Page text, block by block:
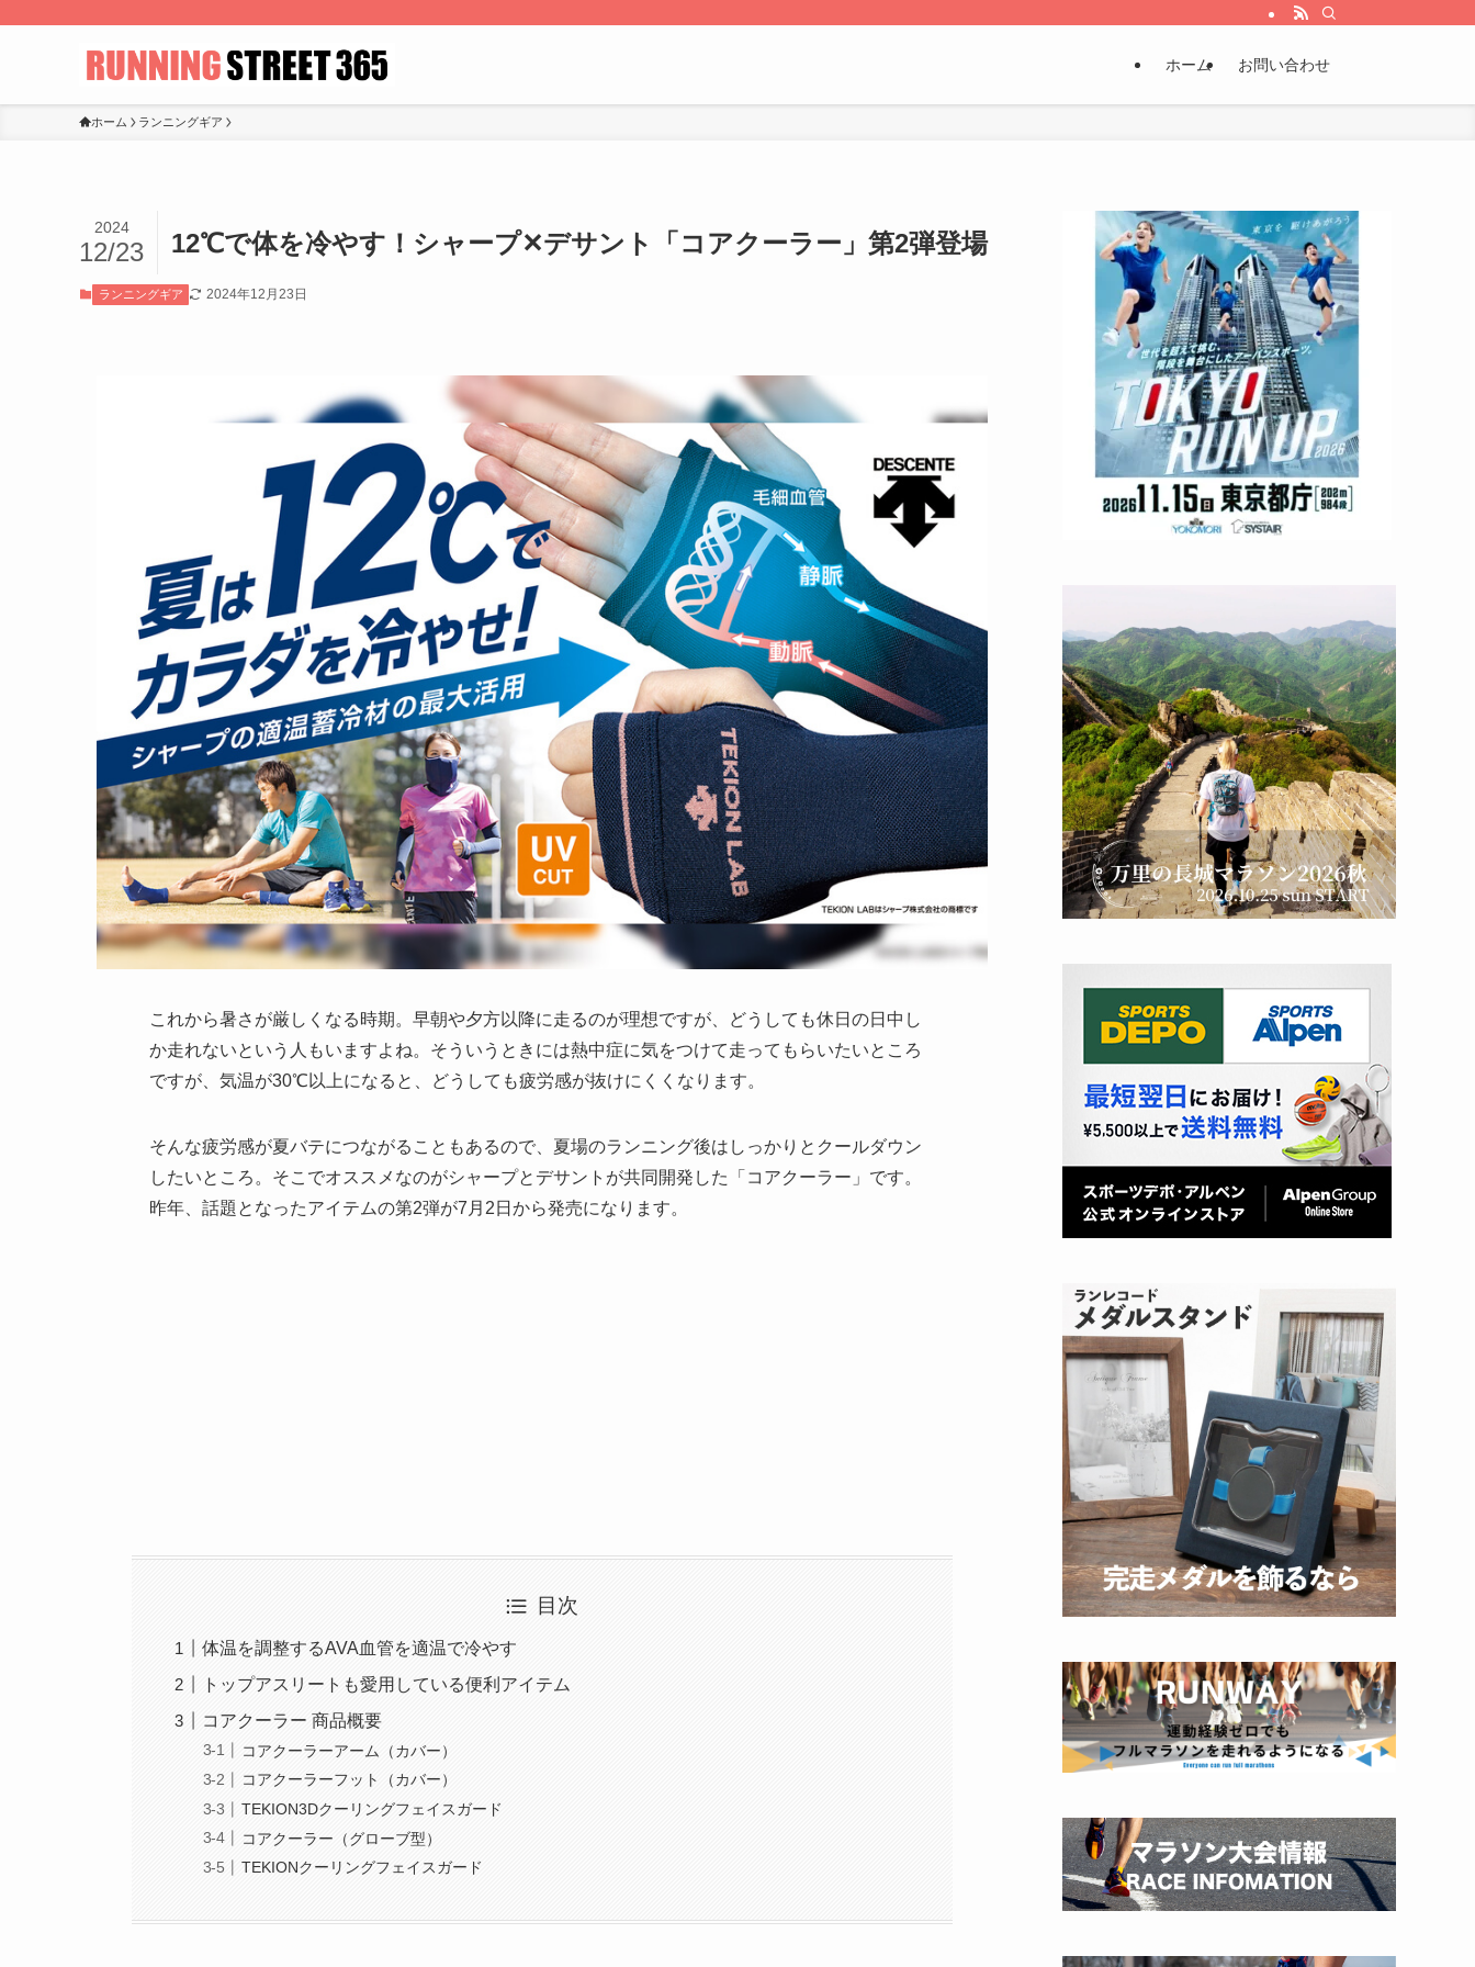
ホーム お問い合わせ
ホーム ランニングギア
12℃で体を冷やす！シャープ✕デサント「コアクーラー」第2弾登場
2024
12/23
ランニングギア 2024年12月23日
これから暑さが厳しくなる時期。早朝や夕方以降に走るのが理想ですが、どうしても休日の日中し
か走れないという人もいますよね。そういうときには熱中症に気をつけて走ってもらいたいところ
ですが、気温が30℃以上になると、どうしても疲労感が抜けにくくなります。
そんな疲労感が夏バテにつながることもあるので、夏場のランニング後はしっかりとクールダウン
したいところ。そこでオススメなのがシャープとデサントが共同開発した「コアクーラー」です。
昨年、話題となったアイテムの第2弾が7月2日から発売になります。
目次
体温を調整するAVA血管を適温で冷やす
トップアスリートも愛用している便利アイテム
コアクーラー 商品概要
コアクーラーアーム（カバー）
コアクーラーフット（カバー）
TEKION3Dクーリングフェイスガード
コアクーラー（グローブ型）
TEKIONクーリングフェイスガード